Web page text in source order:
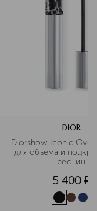
DIOR
Diorshow Iconic
для объема и
ресниц
5 400 ¤